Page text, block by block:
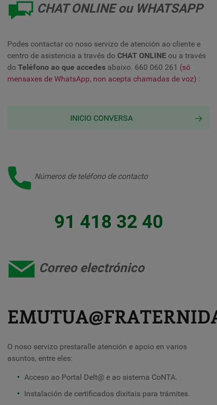
CHAT ONLINE ou WHATSAPP
Podes contactar co noso servizo de atención ao cliente e
centro de asistencia a través do CHAT ONLINE ou a través
do Teléfono ao que accedes abaixo. 660 060 261 (só
mensaxes de WhatsApp, non acepta chamadas de voz) :
INICIO CONVERSA
Números de teléfono de contacto
91 418 32 40
Correo electrónico
O noso servizo prestaralle atención e apoio en varios
asuntos, entre eles:
Acceso ao Portal Delt@ e ao sistema CoNTA.
Instalación de certificados dixitais para trámites.